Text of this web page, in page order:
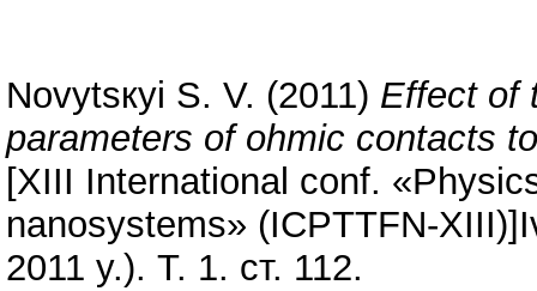
Novytsкyі S. V. (2011) Effect of
parameters of ohmic contacts
[XIII International conf.
nanosystems» (ICPTTFN-
2011 y.). Т. 1. ст. 112.